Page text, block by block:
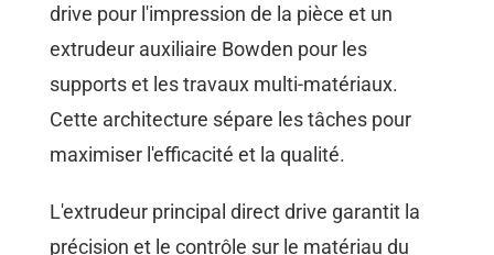
drive pour l'impression de la pièce et un
extrudeur auxiliaire Bowden pour les
supports et les travaux multi-matériaux.
Cette architecture sépare les tâches pour
maximiser l'efficacité et la qualité.
L'extrudeur principal direct drive garantit la
précision et le contrôle sur le matériau du